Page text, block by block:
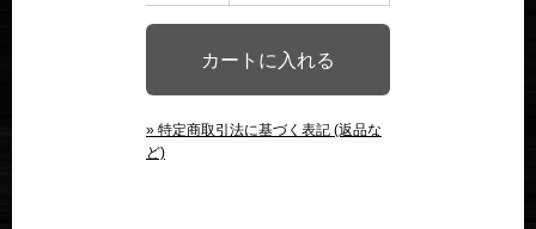
» 特定商取引法に基づく表記 (返品な
ど)